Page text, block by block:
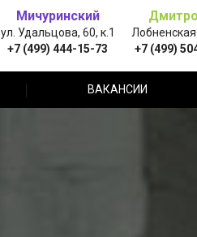
Мичуринский
ул. Удальцова, 60, к.1
+7 (499) 444-15-73
+7 (499)
ВАКАНСИИ